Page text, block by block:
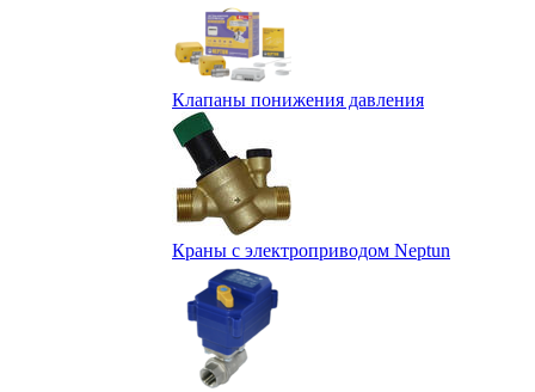
Клапаны понижения давления
Краны с электроприводом Neptun